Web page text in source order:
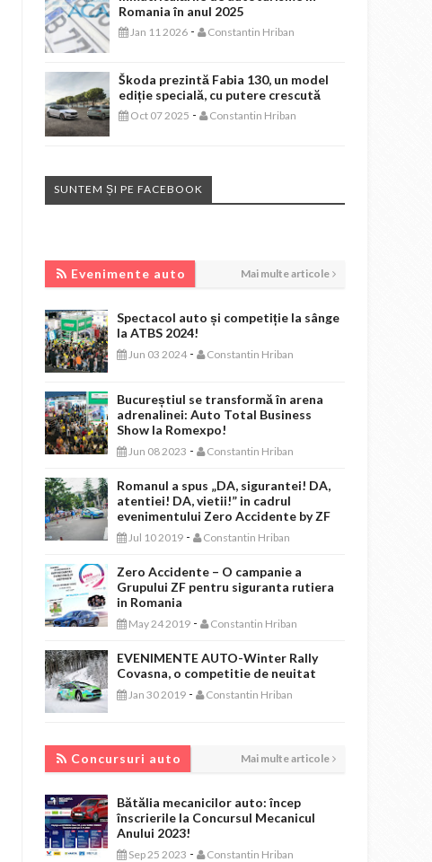
Romania în anul 2025
Jan 11 2026 - Constantin Hriban
Škoda prezintă Fabia 130, un model
ediție specială, cu putere crescută
Oct 07 2025 - Constantin Hriban
SUNTEM ȘI PE FACEBOOK
Evenimente auto Mai multe articole
Spectacol auto și competiție la sânge
la ATBS 2024!
Jun 03 2024 - Constantin Hriban
Bucureștiul se transformă în arena
adrenalinei: Auto Total Business
Show la Romexpo!
Jun 08 2023 - Constantin Hriban
Romanul a spus „DA, sigurantei! DA,
atentiei! DA, vietii!” in cadrul
evenimentului Zero Accidente by ZF
Jul 10 2019 - Constantin Hriban
Zero Accidente – O campanie a
Grupului ZF pentru siguranta rutiera
in Romania
May 24 2019 - Constantin Hriban
EVENIMENTE AUTO-Winter Rally
Covasna, o competitie de neuitat
Jan 30 2019 - Constantin Hriban
Concursuri auto Mai multe articole
Bătălia mecanicilor auto: încep
înscrierile la Concursul Mecanicul
Anului 2023!
Sep 25 2023 - Constantin Hriban